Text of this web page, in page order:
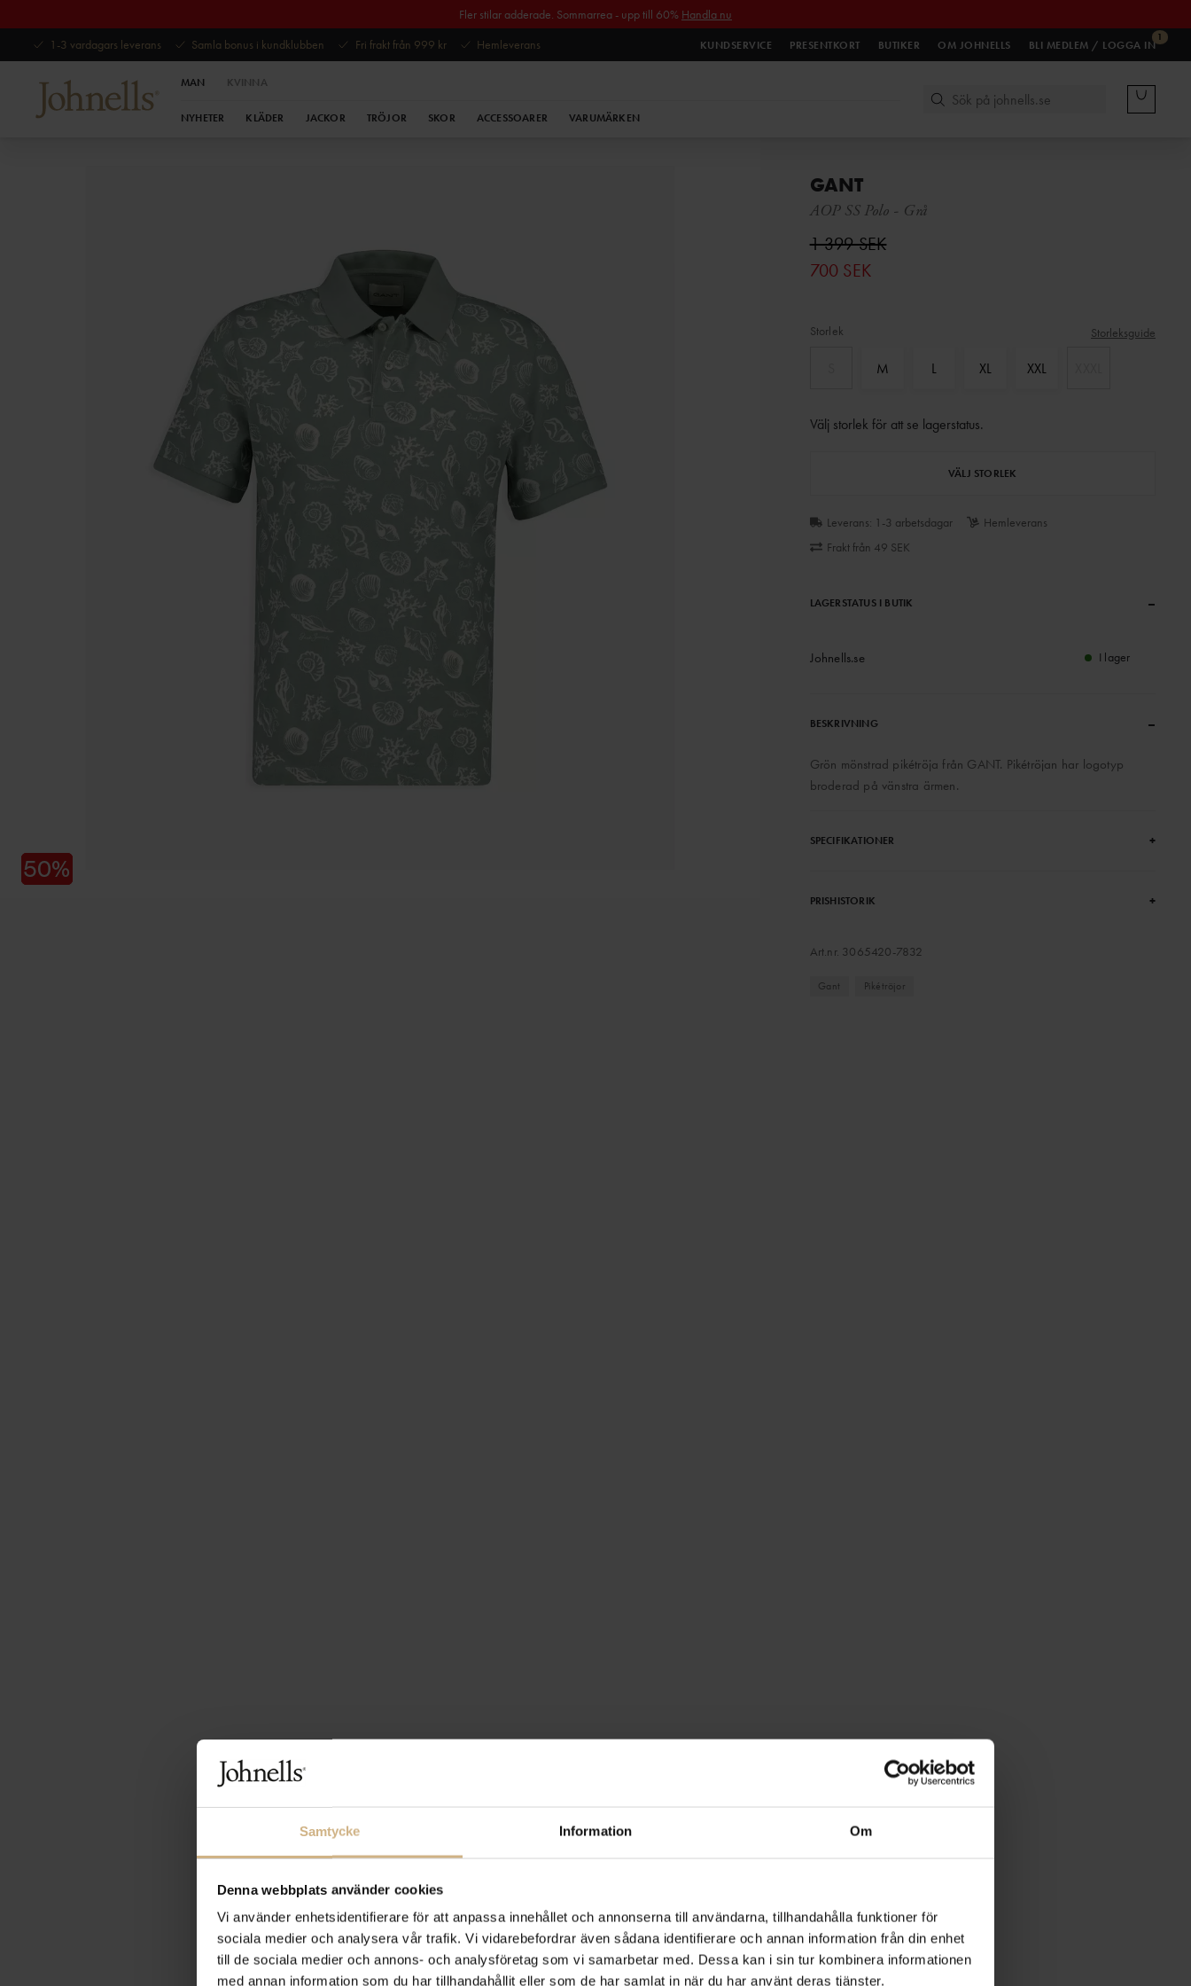
Samtycke Information Om
Denna webbplats använder cookies
Vi använder enhetsidentifierare för att anpassa innehållet och annonserna till användarna, tillhandahålla funktioner för
sociala medier och analysera vår trafik. Vi vidarebefordrar även sådana identifierare och annan information från din enhet
till de sociala medier och annons- och analysföretag som vi samarbetar med. Dessa kan i sin tur kombinera informationen
med annan information som du har tillhandahållit eller som de har samlat in när du har använt deras tjänster.
Fler stilar adderade. Sommarrea - upp till 60% Handla nu
1-3 vardagars leverans
Samla bonus i kundklubben Fri frakt från 999 kr Hemleverans KUNDSERVICE PRESENTKORT BUTIKER OM JOHNELLS
1
BLI MEDLEM / LOGGA IN
MAN KVINNA
NYHETER KLÄDER JACKOR TRÖJOR SKOR ACCESSOARER VARUMÄRKEN
GANT
AOP SS Polo - Grå
1 399 SEK
700 SEK
Storlek Storleksguide
M L XL XXL
Välj storlek för att se lagerstatus.
VÄLJ STORLEK
Leverans: 1-3 arbetsdagar
Hemleverans
Frakt från 49 SEK
LAGERSTATUS I BUTIK –
Johnells.se I lager
BESKRIVNING –
Grön mönstrad pikétröja från GANT. Pikétröjan har logotyp
broderad på vänstra ärmen.
SPECIFIKATIONER +
PRISHISTORIK +
Art.nr. 3065420-7832
Gant Pikétröjor